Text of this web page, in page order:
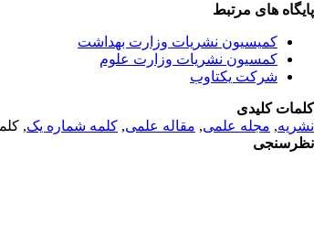
پایگاه های مرتبط
کمیسیون نشریات وزارت بهداشت
کمسیون نشریات وزارت علوم
شرکت یکتاوب
کلمات کلیدی
نشریه, مجله علمی, مقاله علمی, کلمه شماره یک,
نظرسنجی